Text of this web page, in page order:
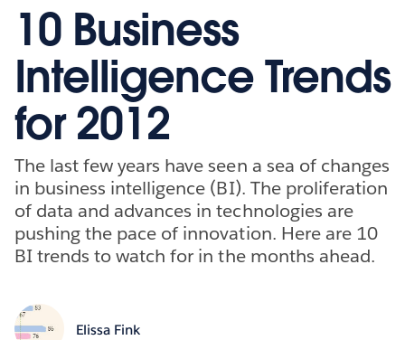
10 Business
Intelligence Trends
for 2012
The last few years have seen a sea of changes
in business intelligence (BI). The proliferation
of data and advances in technologies are
pushing the pace of innovation. Here are 10
BI trends to watch for in the months ahead.
Elissa Fink